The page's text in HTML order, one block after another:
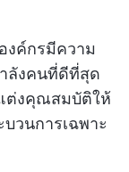
งค์กรมีความ
ลังคนที่ดีที่สุด
ต่งคุณสมบัติให้
วนการเฉพาะ